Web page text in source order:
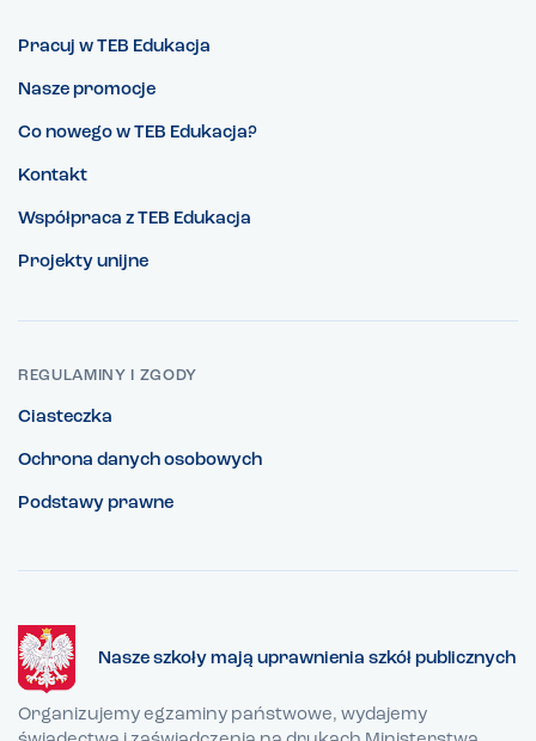
Pracuj w TEB Edukacja
Nasze promocje
Co nowego w TEB Edukacja?
Kontakt
Współpraca z TEB Edukacja
Projekty unijne
REGULAMINY I ZGODY
Ciasteczka
Ochrona danych osobowych
Podstawy prawne
Nasze szkoły mają uprawnienia szkół publicznych
Organizujemy egzaminy państwowe, wydajemy